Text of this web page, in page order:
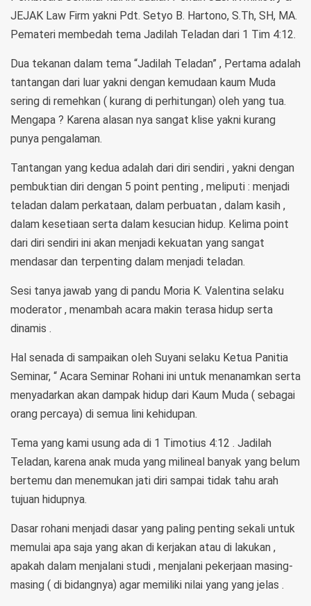
JEJAK Law Firm yakni Pdt. Setyo B. Hartono, S.Th, SH, MA.
Pemateri membedah tema Jadilah Teladan dari 1 Tim 4:12.
Dua tekanan dalam tema “Jadilah Teladan” , Pertama adalah
tantangan dari luar yakni dengan kemudaan kaum Muda
sering di remehkan ( kurang di perhitungan) oleh yang tua.
Mengapa ? Karena alasan nya sangat klise yakni kurang
punya pengalaman.
Tantangan yang kedua adalah dari diri sendiri , yakni dengan
pembuktian diri dengan 5 point penting , meliputi : menjadi
teladan dalam perkataan, dalam perbuatan , dalam kasih ,
dalam kesetiaan serta dalam kesucian hidup. Kelima point
dari diri sendiri ini akan menjadi kekuatan yang sangat
mendasar dan terpenting dalam menjadi teladan.
Sesi tanya jawab yang di pandu Moria K. Valentina selaku
moderator , menambah acara makin terasa hidup serta
dinamis .
Hal senada di sampaikan oleh Suyani selaku Ketua Panitia
Seminar, “ Acara Seminar Rohani ini untuk menanamkan serta
menyadarkan akan dampak hidup dari Kaum Muda ( sebagai
orang percaya) di semua lini kehidupan.
Tema yang kami usung ada di 1 Timotius 4:12 . Jadilah
Teladan, karena anak muda yang milineal banyak yang belum
bertemu dan menemukan jati diri sampai tidak tahu arah
tujuan hidupnya.
Dasar rohani menjadi dasar yang paling penting sekali untuk
memulai apa saja yang akan di kerjakan atau di lakukan ,
apakah dalam menjalani studi , menjalani pekerjaan masing-
masing ( di bidangnya) agar memiliki nilai yang yang jelas .